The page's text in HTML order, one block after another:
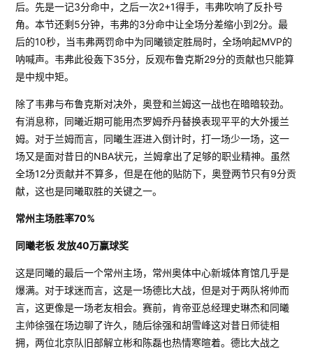
后。先是一记3分命中，之后一次2+1得手，韦弗吹响了反扑号
角。本节还剩5分钟，韦弗的3分命中让全场分差缩小到2分。最
后的10秒，当韦弗两罚命中为同曦锁定胜局时，全场响起MVP的
呐喊声。韦弗此役轰下35分，反观布鲁克斯29分的贡献也只能算
是中规中矩。
除了韦弗与布鲁克斯对决外，奥登和兰姆这一战也在暗暗较劲。
有消息称，同曦近期可能用杰罗姆乔丹替换表现平平的大外援兰
姆。对于兰姆而言，同曦生涯进入倒计时，打一场少一场，这一
场又是面对昔日的NBA状元，兰姆拿出了足够的职业精神。虽然
全场12分贡献并不算多，但是在他的贴防下，奥登两节只有9分贡
献，这也是同曦取胜的关键之一。
常州主场胜率70%
同曦老板 发放40万赢球奖
这是同曦的最后一个常州主场，常州奥体中心新城体育馆几乎是
爆满。对于球迷而言，这是一场德比大战，但是对于两队将帅而
言，这更像是一场老友相会。赛前，肯帝亚总经理史琳杰和同曦
主帅徐强在场边聊了许久，随后徐强和胡雪峰这对昔日师徒相
拥，两位北京队旧部解立彬和陈磊也热情寒暄着。德比大战之